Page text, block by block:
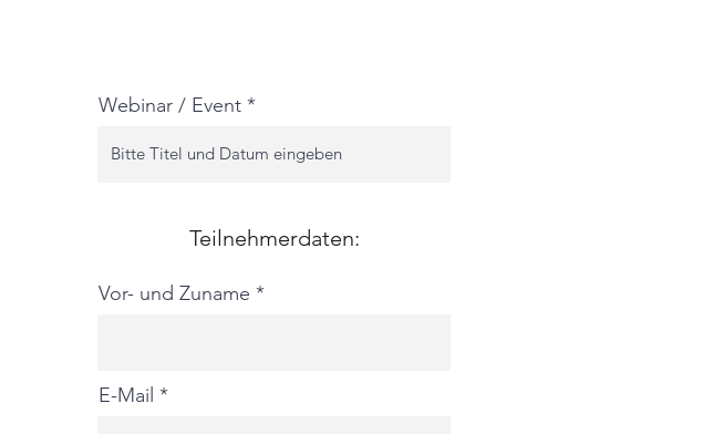
Webinar / Event
Teilnehmerdaten:
Vor- und Zuname
E-Mail